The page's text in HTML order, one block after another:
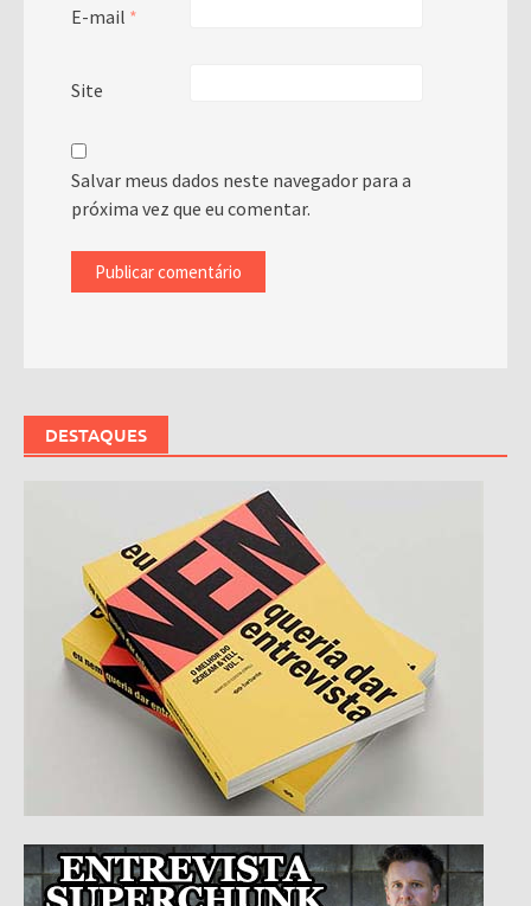
E-mail *
Site
Salvar meus dados neste navegador para a
próxima vez que eu comentar.
DESTAQUES